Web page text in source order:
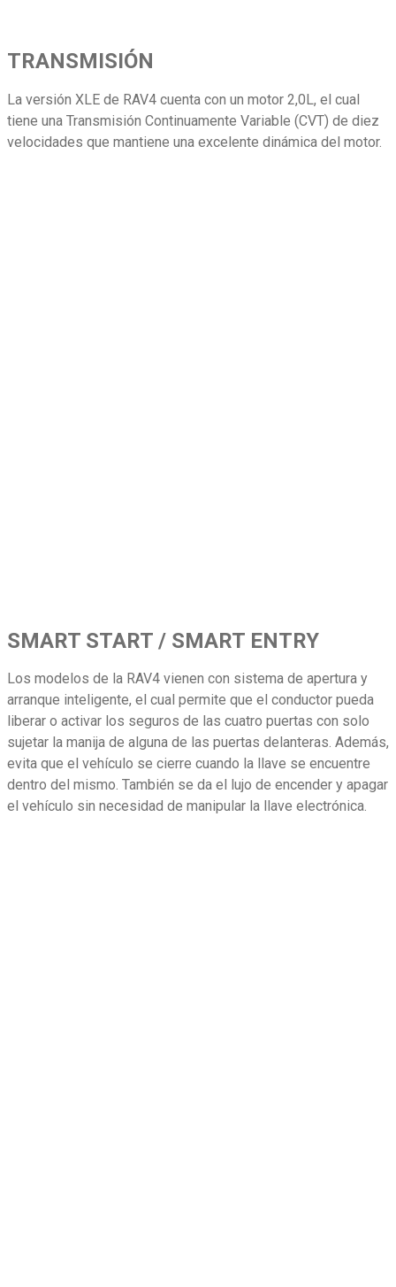
TRANSMISIÓN
La versión XLE de RAV4 cuenta con un motor 2,0L, el cual
tiene una Transmisión Continuamente Variable (CVT) de diez
velocidades que mantiene una excelente dinámica del motor.
SMART START / SMART ENTRY
Los modelos de la RAV4 vienen con sistema de apertura y
arranque inteligente, el cual permite que el conductor pueda
liberar o activar los seguros de las cuatro puertas con solo
sujetar la manija de alguna de las puertas delanteras. Además,
evita que el vehículo se cierre cuando la llave se encuentre
dentro del mismo. También se da el lujo de encender y apagar
el vehículo sin necesidad de manipular la llave electrónica.